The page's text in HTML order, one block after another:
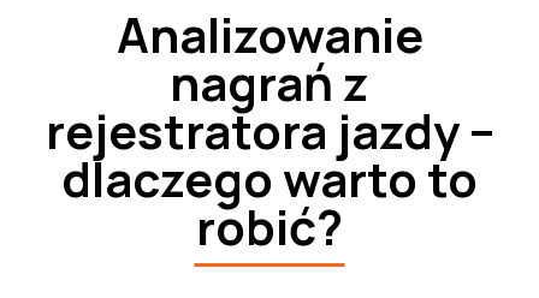
Analizowanie
nagrań z
rejestratora jazdy –
dlaczego warto to
robić?